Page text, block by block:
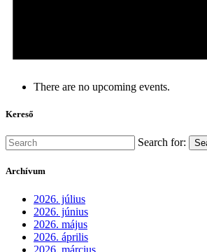
There are no upcoming events.
Kereső
Search for:
Archívum
2026. július
2026. június
2026. május
2026. április
2026. március